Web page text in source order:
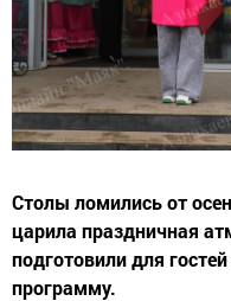
Столы ломились от
царила праздничная
подготовили для
программу.